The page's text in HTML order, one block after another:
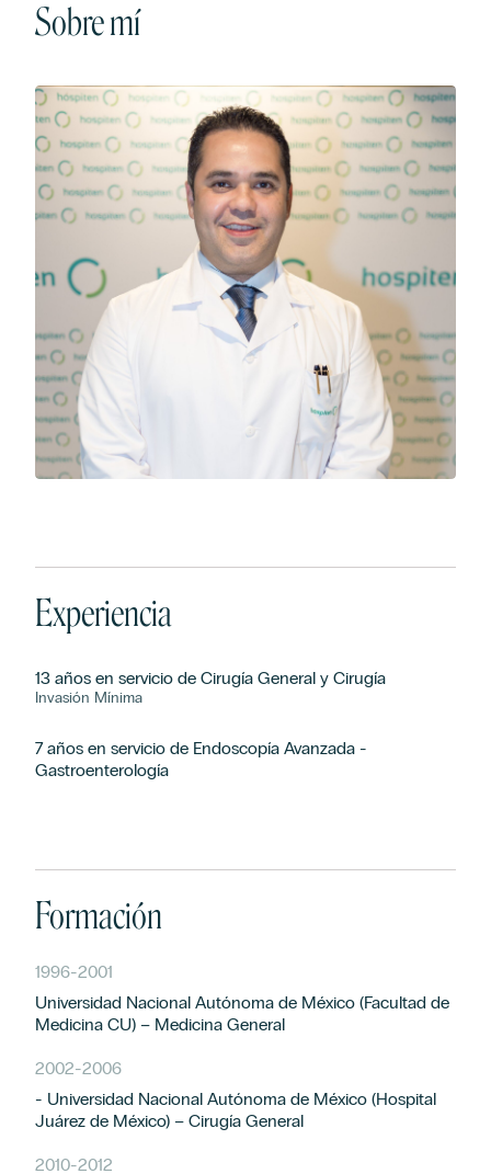
Sobre mí
Experiencia
13 años en servicio de Cirugía General y Cirugía
Invasión Mínima
7 años en servicio de Endoscopía Avanzada -
Gastroenterología
Formación
1996-2001
Universidad Nacional Autónoma de México (Facultad de
Medicina CU) – Medicina General
2002-2006
- Universidad Nacional Autónoma de México (Hospital
Juárez de México) – Cirugía General
2010-2012